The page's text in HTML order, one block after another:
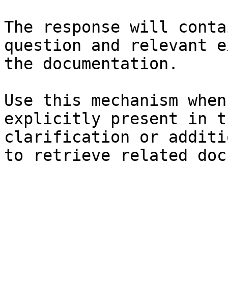
The response will
question and relevant
the documentation.
Use this mechanism
explicitly present in
clarification or